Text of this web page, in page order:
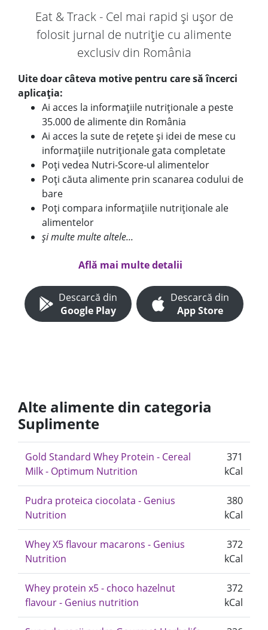
Eat & Track - Cel mai rapid și ușor de
folosit jurnal de nutriție cu alimente
exclusiv din România
Uite doar câteva motive pentru care să încerci
aplicația:
Ai acces la informațiile nutriționale a peste
35.000 de alimente din România
Ai acces la sute de rețete și idei de mese cu
informațiile nutriționale gata completate
Poți vedea Nutri-Score-ul alimentelor
Poți căuta alimente prin scanarea codului de
bare
Poți compara informațiile nutriționale ale
alimentelor
și multe multe altele...
Află mai multe detalii
Descarcă din
Google Play
Descarcă din
App Store
Alte alimente din categoria
Suplimente
Gold Standard Whey Protein - Cereal
Milk - Optimum Nutrition
371
kCal
Pudra proteica ciocolata - Genius
Nutrition
380
kCal
Whey X5 flavour macarons - Genius
Nutrition
372
kCal
Whey protein x5 - choco hazelnut
flavour - Genius nutrition
372
kCal